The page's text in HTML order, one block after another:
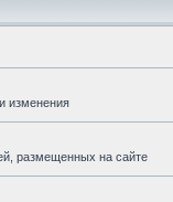
изменения
размещенных на сайте